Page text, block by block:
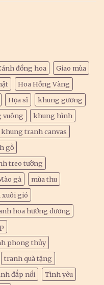
đồng hoa
Giao mùa
Hoa Hồng Vàng
Họa sĩ
khung gương
vuông
khung hình
khung tranh canvas
gỗ
treo tường
gà
mùa thu
xuôi gió
hoa hướng dương
phong thủy
tranh quà tặng
đắp nổi
Tình yêu